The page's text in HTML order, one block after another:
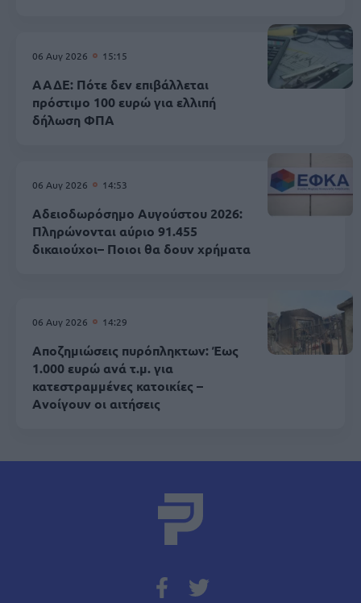
06 Αυγ 2026 15:15
ΑΑΔΕ: Πότε δεν επιβάλλεται
πρόστιμο 100 ευρώ για ελλιπή
δήλωση ΦΠΑ
06 Αυγ 2026 14:53
Αδειοδωρόσημο Αυγούστου 2026:
Πληρώνονται αύριο 91.455
δικαιούχοι– Ποιοι θα δουν χρήματα
06 Αυγ 2026 14:29
Αποζημιώσεις πυρόπληκτων: Έως
1.000 ευρώ ανά τ.μ. για
κατεστραμμένες κατοικίες –
Aνοίγουν οι αιτήσεις